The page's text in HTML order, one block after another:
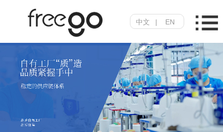
中文 | EN